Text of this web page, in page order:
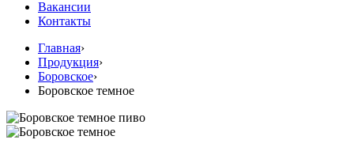
Вакансии
Контакты
Главная›
Продукция›
Боровское›
Боровское темное